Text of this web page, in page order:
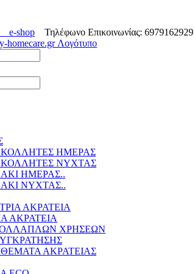
e-shop Τηλέφωνο Επικοινωνίας: 6979162929
ΗΜΕΡΑΣ
ΝΥΧΤΑΣ
ΗΜΕΡΑΣ..
ΝΥΧΤΑΣ..
ΑΚΡΑΤΕΙΑ
ΑΚΡΑΤΕΙΑ
ΧΡΗΣΕΩΝ
ΑΚΡΑΤΕΙΑΣ